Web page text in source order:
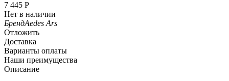
7 445 Р
Нет в наличии
БрендAedes Ars
Отложить
Доставка
Варианты оплаты
Наши преимущества
Описание